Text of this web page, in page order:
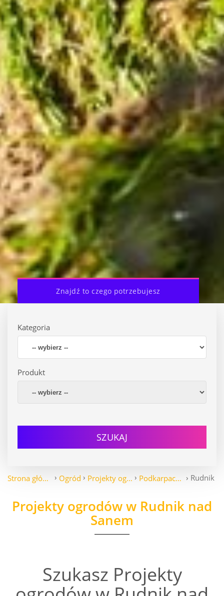
Znajdź to czego potrzebujesz
Kategoria
Produkt
SZUKAJ
Strona główna Ogród Projekty ogrodów Podkarpackie Rudnik
Projekty ogrodów w Rudnik nad
Sanem
Szukasz Projekty